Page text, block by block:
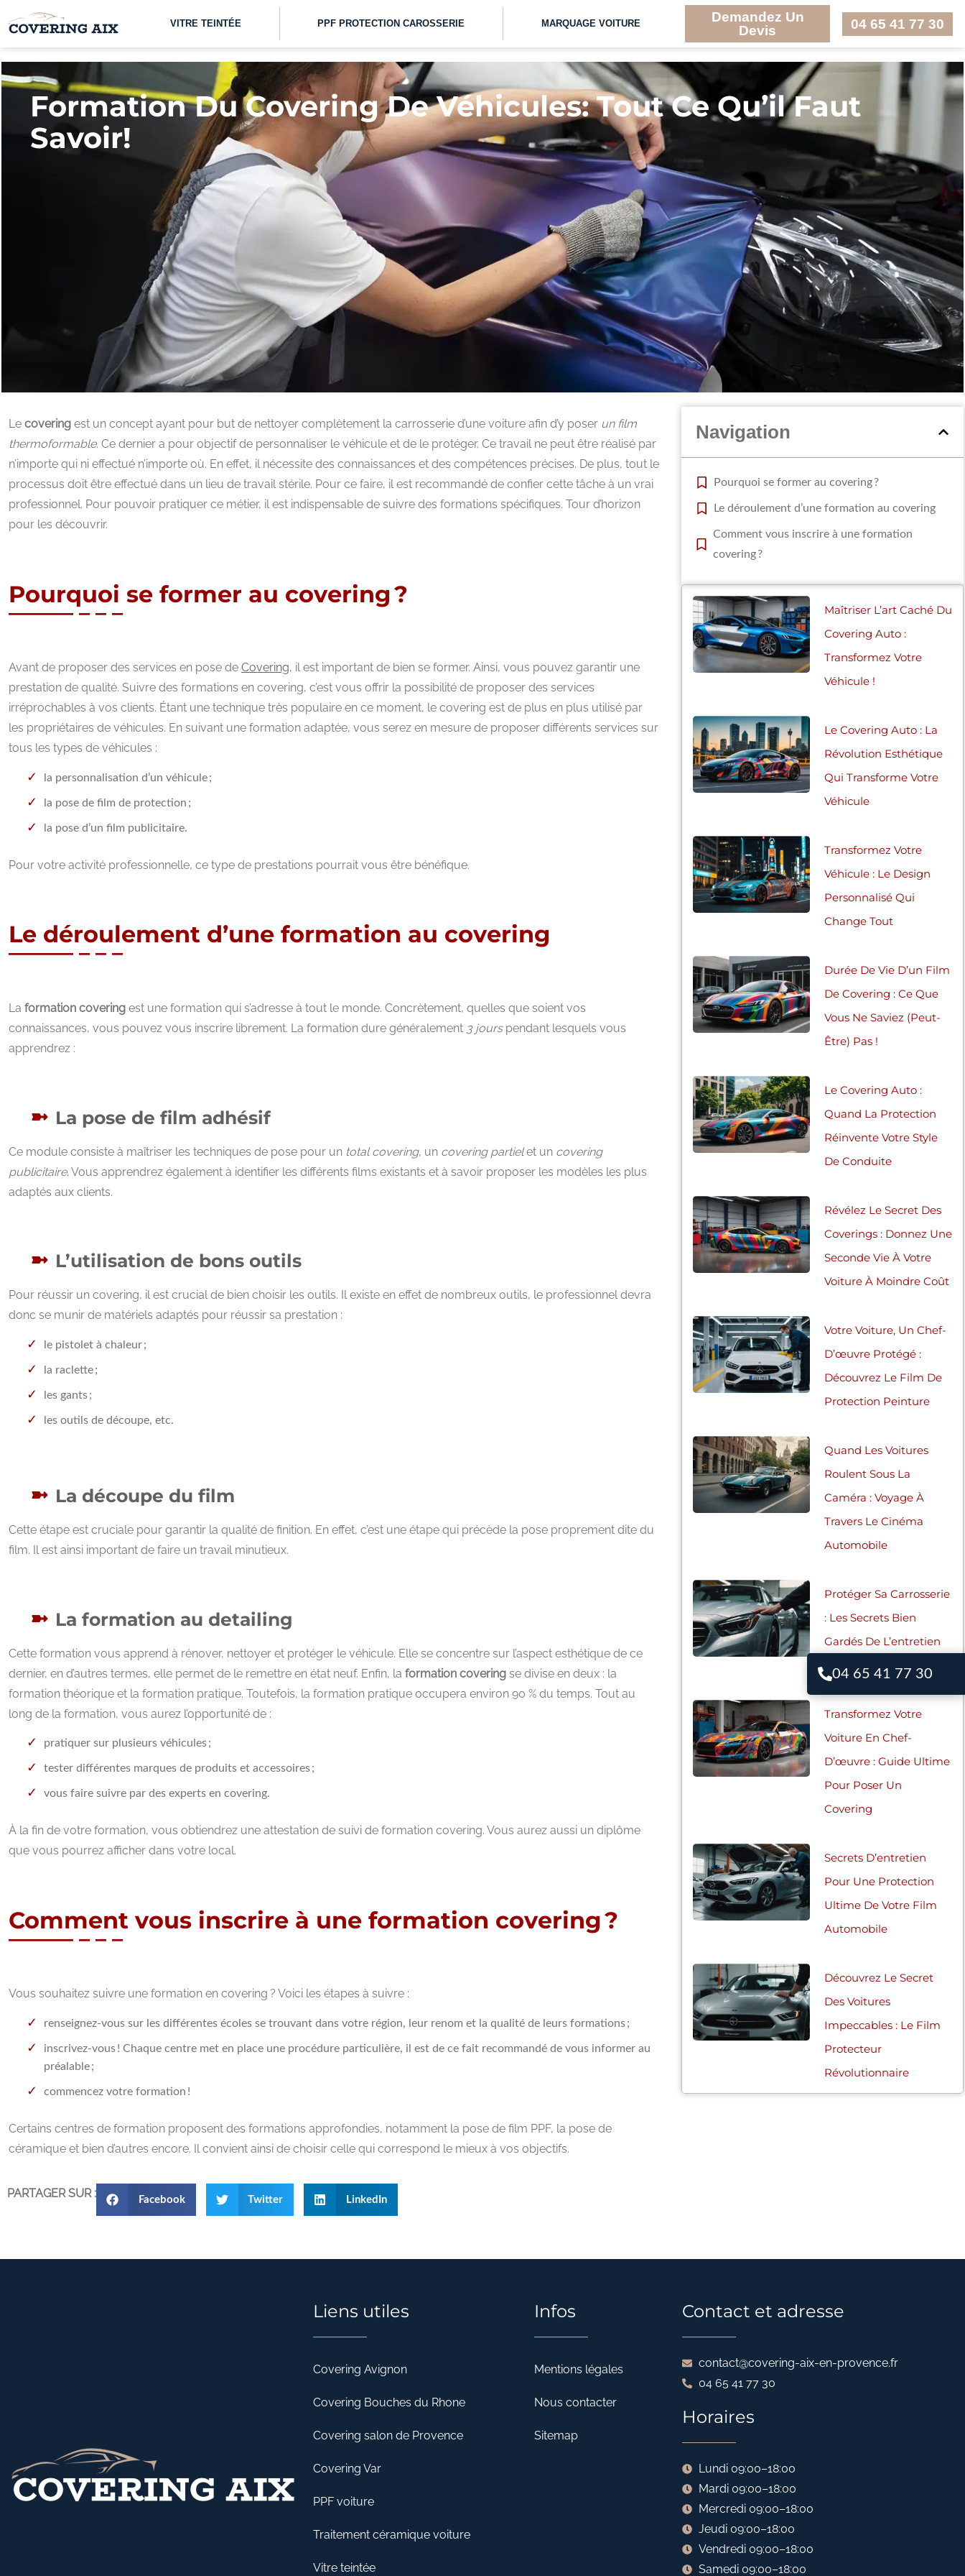
VITRE TEINTÉE PPF PROTECTION CAROSSERIE MARQUAGE VOITURE
Demandez Un
Devis
04 65 41 77 30
Formation Du Covering De Véhicules: Tout Ce Qu’il Faut
Savoir!
Le covering est un concept ayant pour but de nettoyer complètement la carrosserie d’une voiture afin d’y poser un film
thermoformable. Ce dernier a pour objectif de personnaliser le véhicule et de le protéger. Ce travail ne peut être réalisé par
n’importe qui ni effectué n’importe où. En effet, il nécessite des connaissances et des compétences précises. De plus, tout le
processus doit être effectué dans un lieu de travail stérile. Pour ce faire, il est recommandé de confier cette tâche à un vrai
professionnel. Pour pouvoir pratiquer ce métier, il est indispensable de suivre des formations spécifiques. Tour d’horizon
pour les découvrir.
Pourquoi se former au covering ?
Avant de proposer des services en pose de Covering, il est important de bien se former. Ainsi, vous pouvez garantir une
prestation de qualité. Suivre des formations en covering, c’est vous offrir la possibilité de proposer des services
irréprochables à vos clients. Étant une technique très populaire en ce moment, le covering est de plus en plus utilisé par
les propriétaires de véhicules. En suivant une formation adaptée, vous serez en mesure de proposer différents services sur
tous les types de véhicules :
la personnalisation d’un véhicule ;
la pose de film de protection ;
la pose d’un film publicitaire.
Pour votre activité professionnelle, ce type de prestations pourrait vous être bénéfique.
Le déroulement d’une formation au covering
La formation covering est une formation qui s’adresse à tout le monde. Concrètement, quelles que soient vos
connaissances, vous pouvez vous inscrire librement. La formation dure généralement 3 jourspendant lesquels vous
apprendrez :
La pose de film adhésif
Ce module consiste à maîtriser les techniques de pose pour un total covering, un covering partielet un covering
publicitaire. Vous apprendrez également à identifier les différents films existants et à savoir proposer les modèles les plus
adaptés aux clients.
L’utilisation de bons outils
Pour réussir un covering, il est crucial de bien choisir les outils. Il existe en effet de nombreux outils, le professionnel devra
donc se munir de matériels adaptés pour réussir sa prestation :
le pistolet à chaleur ;
la raclette ;
les gants ;
les outils de découpe, etc.
La découpe du film
Cette étape est cruciale pour garantir la qualité de finition. En effet, c’est une étape qui précède la pose proprement dite du
film. Il est ainsi important de faire un travail minutieux.
La formation au detailing
Cette formation vous apprend à rénover, nettoyer et protéger le véhicule. Elle se concentre sur l’aspect esthétique de ce
dernier, en d’autres termes, elle permet de le remettre en état neuf. Enfin, la formation covering se divise en deux : la
formation théorique et la formation pratique. Toutefois, la formation pratique occupera environ 90 % du temps. Tout au
long de la formation, vous aurez l’opportunité de :
pratiquer sur plusieurs véhicules ;
tester différentes marques de produits et accessoires ;
vous faire suivre par des experts en covering.
À la fin de votre formation, vous obtiendrez une attestation de suivi de formation covering. Vous aurez aussi un diplôme
que vous pourrez afficher dans votre local.
Comment vous inscrire à une formation covering ?
Vous souhaitez suivre une formation en covering ? Voici les étapes à suivre :
renseignez-vous sur les différentes écoles se trouvant dans votre région, leur renom et la qualité de leurs formations ;
inscrivez-vous ! Chaque centre met en place une procédure particulière, il est de ce fait recommandé de vous informer au
préalable ;
commencez votre formation !
Certains centres de formation proposent des formations approfondies, notamment la pose de film PPF, la pose de
céramique et bien d’autres encore. Il convient ainsi de choisir celle qui correspond le mieux à vos objectifs.
Navigation
Pourquoi se former au covering ?
Le déroulement d’une formation au covering
Comment vous inscrire à une formation
covering ?
Maîtriser L’art Caché Du
Covering Auto :
Transformez Votre
Véhicule !
Le Covering Auto : La
Révolution Esthétique
Qui Transforme Votre
Véhicule
Transformez Votre
Véhicule : Le Design
Personnalisé Qui
Change Tout
Durée De Vie D’un Film
De Covering : Ce Que
Vous Ne Saviez (peut-
Être) Pas !
Le Covering Auto :
Quand La Protection
Réinvente Votre Style
De Conduite
Révélez Le Secret Des
Coverings : Donnez Une
Seconde Vie À Votre
Voiture À Moindre Coût
Votre Voiture, Un Chef-
D’œuvre Protégé :
Découvrez Le Film De
Protection Peinture
Quand Les Voitures
Roulent Sous La
Caméra : Voyage À
Travers Le Cinéma
Automobile
Protéger Sa Carrosserie
: Les Secrets Bien
Gardés De L’entretien
Du Film Covering
Transformez Votre
Voiture En Chef-
D’œuvre : Guide Ultime
Pour Poser Un
Covering
Secrets D’entretien
Pour Une Protection
Ultime De Votre Film
Automobile
Découvrez Le Secret
Des Voitures
Impeccables : Le Film
Protecteur
Révolutionnaire
PARTAGER SUR : Facebook Twitter LinkedIn
Liens utiles
Covering Avignon
Covering Bouches du Rhone
Covering salon de Provence
Covering Var
PPF voiture
Traitement céramique voiture
Vitre teintée
Infos
Mentions légales
Nous contacter
Sitemap
Contact et adresse
contact@covering-aix-en-provence.fr
04 65 41 77 30
Horaires
Lundi 09:00–18:00
Mardi 09:00–18:00
Mercredi 09:00–18:00
Jeudi 09:00–18:00
Vendredi 09:00–18:00
Samedi 09:00–18:00
04 65 41 77 30